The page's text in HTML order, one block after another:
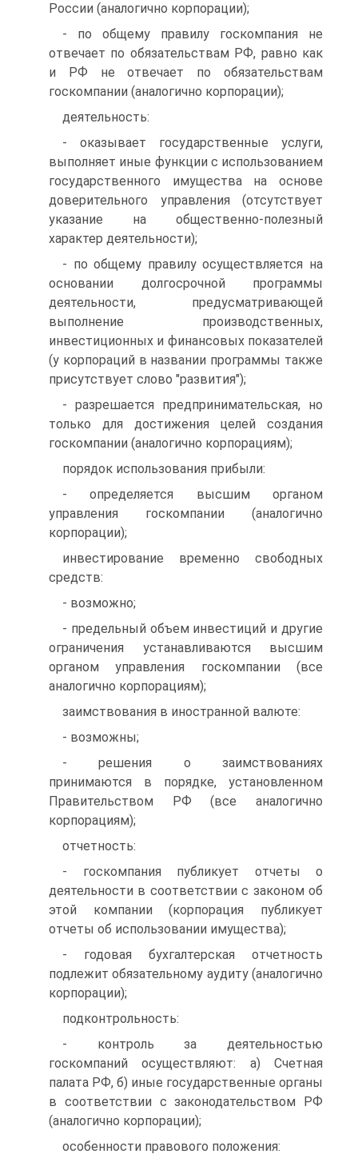
России (аналогично корпорации);
- по общему правилу госкомпания не
отвечает по обязательствам РФ, равно как
и РФ не отвечает по обязательствам
госкомпании (аналогично корпорации);
деятельность:
- оказывает государственные услуги,
выполняет иные функции с использованием
государственного имущества на основе
доверительного управления (отсутствует
указание на общественно-полезный
характер деятельности);
- по общему правилу осуществляется на
основании долгосрочной программы
деятельности, предусматривающей
выполнение производственных,
инвестиционных и финансовых показателей
(у корпораций в названии программы также
присутствует слово "развития");
- разрешается предпринимательская, но
только для достижения целей создания
госкомпании (аналогично корпорациям);
порядок использования прибыли:
- определяется высшим органом
управления госкомпании (аналогично
корпорации);
инвестирование временно свободных
средств:
- возможно;
- предельный объем инвестиций и другие
ограничения устанавливаются высшим
органом управления госкомпании (все
аналогично корпорациям);
заимствования в иностранной валюте:
- возможны;
- решения о заимствованиях
принимаются в порядке, установленном
Правительством РФ (все аналогично
корпорациям);
отчетность:
- госкомпания публикует отчеты о
деятельности в соответствии с законом об
этой компании (корпорация публикует
отчеты об использовании имущества);
- годовая бухгалтерская отчетность
подлежит обязательному аудиту (аналогично
корпорации);
подконтрольность:
- контроль за деятельностью
госкомпаний осуществляют: а) Счетная
палата РФ, б) иные государственные органы
в соответствии с законодательством РФ
(аналогично корпорации);
особенности правового положения: